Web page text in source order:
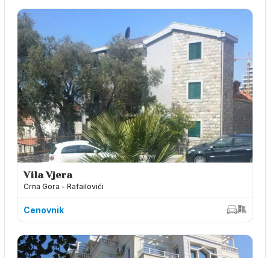
Vila Vjera
Crna Gora - Rafailovići
Cenovnik